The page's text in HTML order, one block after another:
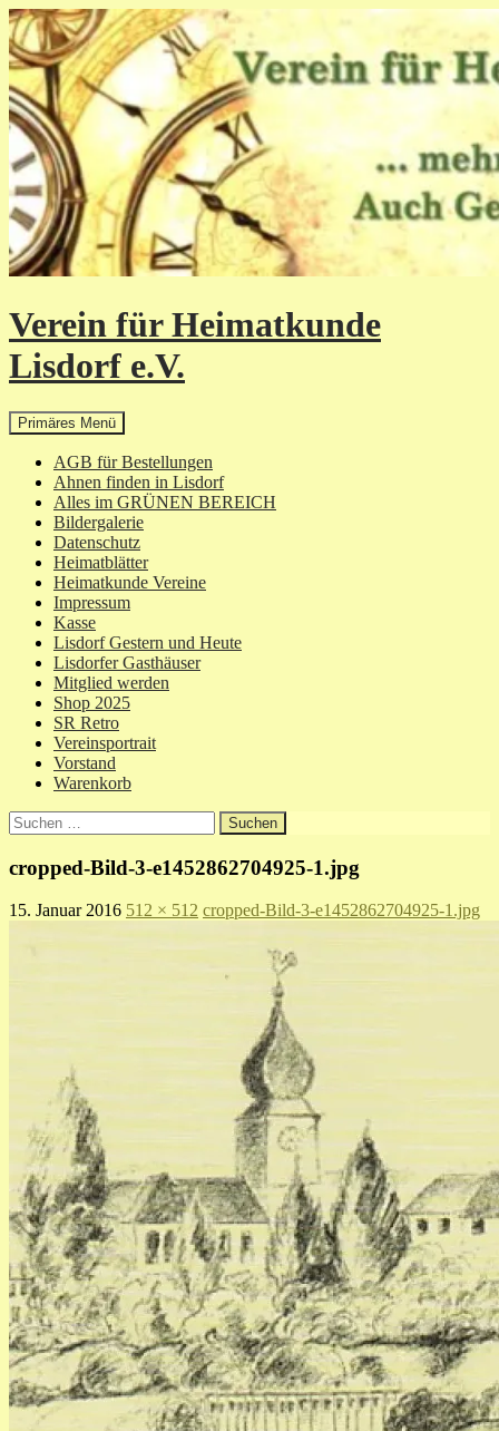
Zum
Inhalt
springen
Verein für Heimatkunde
Lisdorf e.V.
Suchen
Primäres Menü
AGB für Bestellungen
Ahnen finden in Lisdorf
Alles im GRÜNEN BEREICH
Bildergalerie
Datenschutz
Heimatblätter
Heimatkunde Vereine
Impressum
Kasse
Lisdorf Gestern und Heute
Lisdorfer Gasthäuser
Mitglied werden
Shop 2025
SR Retro
Vereinsportrait
Vorstand
Warenkorb
Suchen
nach:
cropped-Bild-3-e1452862704925-1.jpg
15. Januar 2016 512 × 512 cropped-Bild-3-e1452862704925-1.jpg